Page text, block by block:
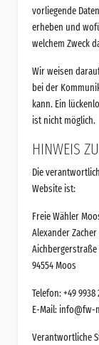
vorliegende
erheben und
welchem Zweck
Wir weisen
bei der
kann. Ein
ist nicht möglich.
HINWEIS
Die
Website ist:
Freie Wähler
Alexander
Aichbergerstraße
94554 Moos
Telefon: +49 9938
E-Mail: info@fw-
Verantwortliche